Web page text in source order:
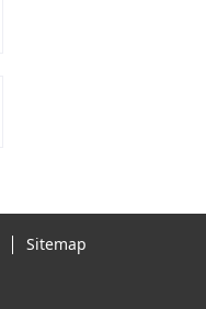
Sitemap